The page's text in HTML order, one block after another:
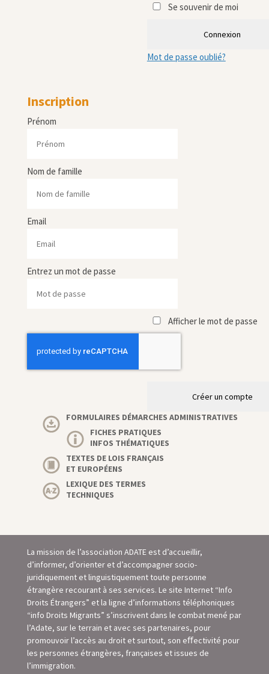
Se souvenir de moi
Connexion
Mot de passe oublié?
Inscription
Prénom
Nom de famille
Email
Entrez un mot de passe
Afficher le mot de passe
Créer un compte
FORMULAIRES DÉMARCHES ADMINISTRATIVES
FICHES PRATIQUES
INFOS THÉMATIQUES
TEXTES DE LOIS FRANÇAIS
ET EUROPÉENS
LEXIQUE DES TERMES
TECHNIQUES
La mission de l’association ADATE est d’accueillir,
d’informer, d’orienter et d’accompagner socio-
juridiquement et linguistiquement toute personne
étrangère recourant à ses services. Le site Internet “Info
Droits Étrangers” et la ligne d’informations téléphoniques
“info Droits Migrants” s’inscrivent dans le combat mené par
l’Adate, sur le terrain et avec ses partenaires, pour
promouvoir l’accès au droit et surtout, son eﬀectivité pour
les personnes étrangères, françaises et issues de
l’immigration.